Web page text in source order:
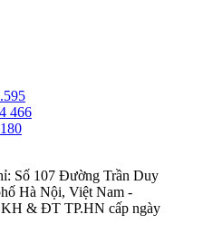
466
Số 107 Đường Trần Duy
Hà Nội, Việt Nam -
& ĐT TP.HN cấp ngày